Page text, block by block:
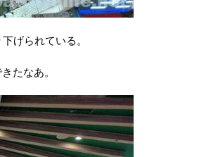
げられている。
たなあ。